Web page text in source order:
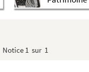
Notice 1 sur 1